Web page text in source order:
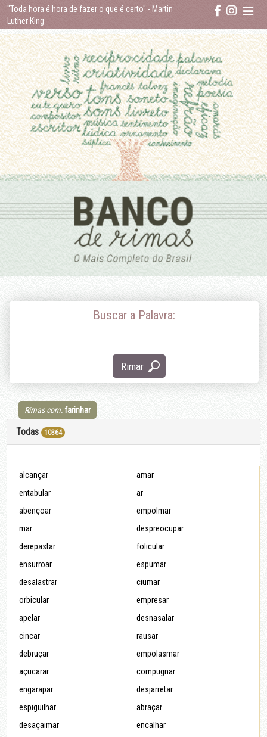
Skip
content
"Toda hora é hora de fazer o que é certo" - Martin
Luther King
Buscar a Palavra:
Rimar
Rimas com: farinhar
Todas 10364
alcançar
amar
entabular
ar
abençoar
empolmar
mar
despreocupar
derepastar
folicular
ensurroar
espumar
desalastrar
ciumar
orbicular
empresar
apelar
desnasalar
cincar
rausar
debruçar
empolasmar
açucarar
compugnar
engarapar
desjarretar
espiguilhar
abraçar
desaçaimar
encalhar